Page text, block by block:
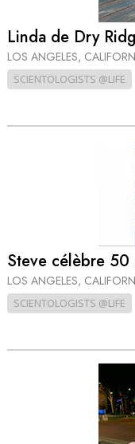
Linda de Dry
LOS ANGELES,
SCIENTOLOGISTS @LIFE
Steve célèbre 50
LOS ANGELES,
SCIENTOLOGISTS @LIFE